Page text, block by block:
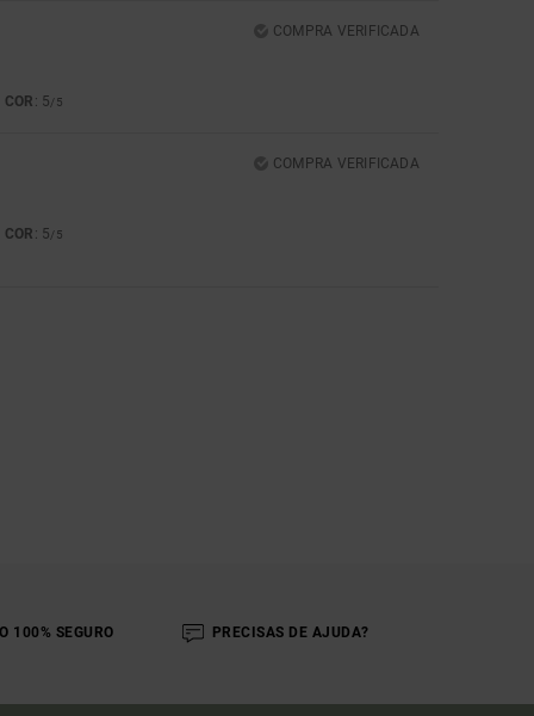
COMPRA VERIFICADA
COR : 5/5
COMPRA VERIFICADA
COR : 5/5
100% SEGURO PRECISAS DE AJUDA?